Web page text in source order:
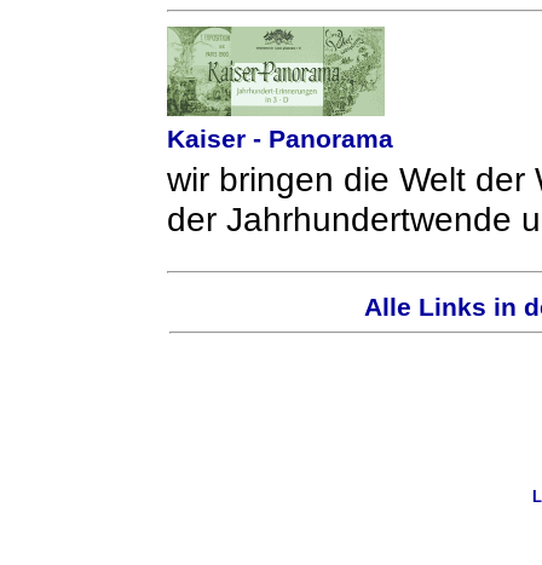
Kaiser - Panorama
wir bringen die Welt der
der Jahrhundertwende
Alle Links in